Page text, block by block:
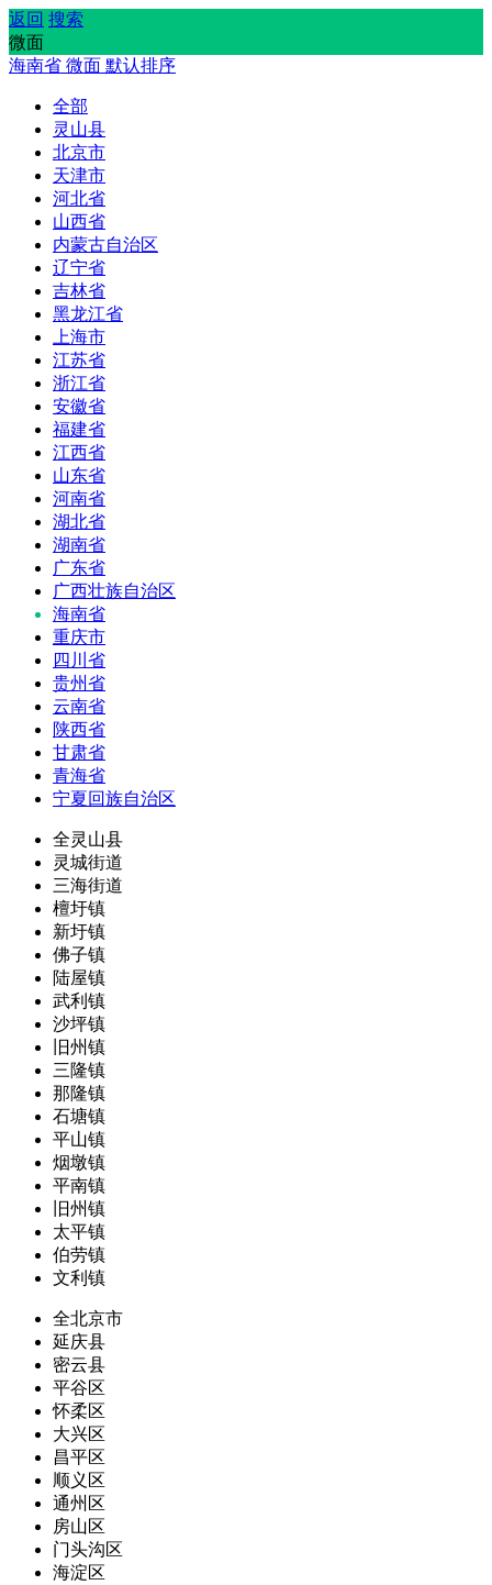
返回 搜索
微面
海南省 微面 默认排序
全部
灵山县
北京市
天津市
河北省
山西省
内蒙古自治区
辽宁省
吉林省
黑龙江省
上海市
江苏省
浙江省
安徽省
福建省
江西省
山东省
河南省
湖北省
湖南省
广东省
广西壮族自治区
海南省
重庆市
四川省
贵州省
云南省
陕西省
甘肃省
青海省
宁夏回族自治区
全灵山县
灵城街道
三海街道
檀圩镇
新圩镇
佛子镇
陆屋镇
武利镇
沙坪镇
旧州镇
三隆镇
那隆镇
石塘镇
平山镇
烟墩镇
平南镇
旧州镇
太平镇
伯劳镇
文利镇
全北京市
延庆县
密云县
平谷区
怀柔区
大兴区
昌平区
顺义区
通州区
房山区
门头沟区
海淀区